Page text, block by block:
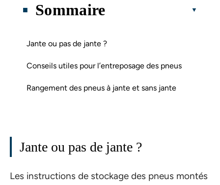
Sommaire
Jante ou pas de jante ?
Conseils utiles pour l’entreposage des pneus
Rangement des pneus à jante et sans jante
Jante ou pas de jante ?
Les instructions de stockage des pneus montés